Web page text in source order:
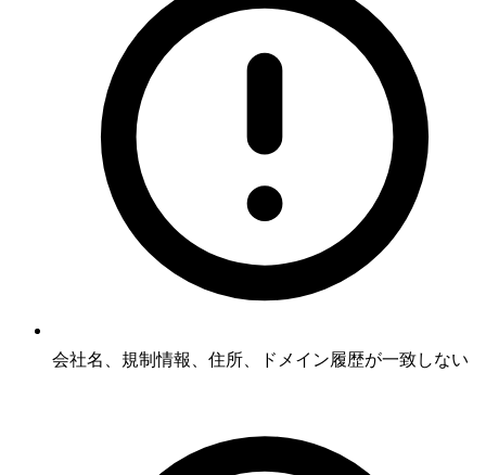
会社名、規制情報、住所、ドメイン履歴が一致しない